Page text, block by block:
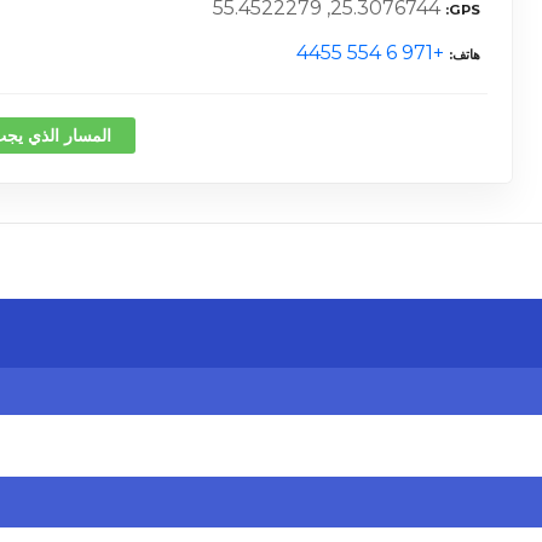
GPS
25.3076744, 55.4522279
هاتف +971 6 554 4455
المسار الذي